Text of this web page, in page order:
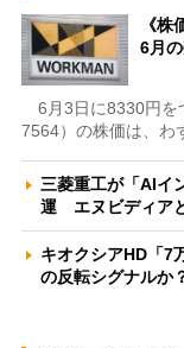
《
6月
6月3日に8330円を
7564）の株価は、わ
三菱重工が「AIイ
運 エヌビディア
キオクシアHD「7
の反転シグナル